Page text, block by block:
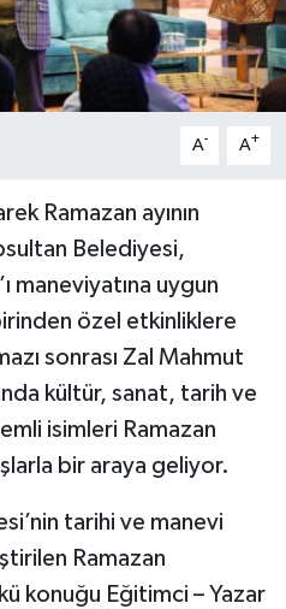
A- A+
Ramazan ayının
Belediyesi,
maneviyatına uygun
özel etkinliklere
sonrası Zal Mahmut
kültür, sanat, tarih ve
isimleri Ramazan
bir araya geliyor.
tarihi ve manevi
Ramazan
konuğu Eğitimci – Yazar